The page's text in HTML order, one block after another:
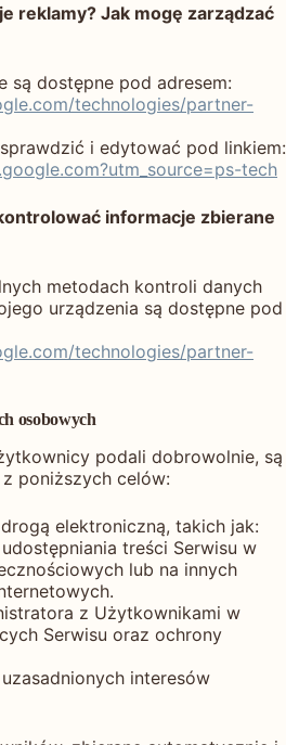
reklamy? Jak mogę zarządzać
są dostępne pod adresem:
technologies/partner-
i edytować pod linkiem:
tech
informacje zbierane
metodach kontroli danych
urządzenia są dostępne pod
technologies/partner-
osobowych
podali dobrowolnie, są
poniższych celów:
drogą elektroniczną, takich jak:
treści Serwisu w
lub na innych
z Użytkownikami w
Serwisu oraz ochrony
interesów